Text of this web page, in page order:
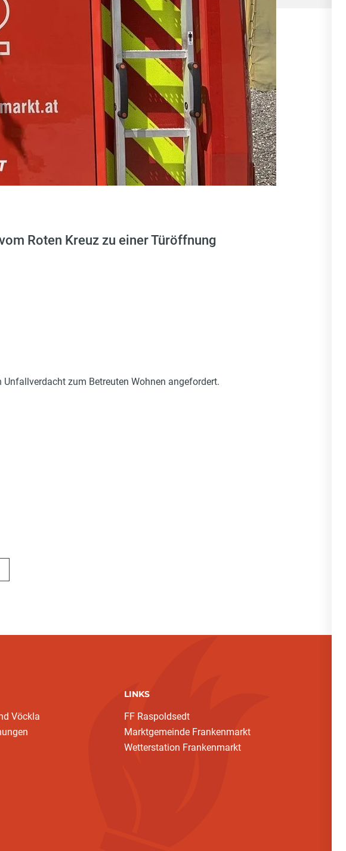
Roten Kreuz zu einer Türöffnung
zum Betreuten Wohnen angefordert.
Vöckla
LINKS
FF Raspoldsedt
Marktgemeinde Frankenmarkt
Wetterstation Frankenmarkt